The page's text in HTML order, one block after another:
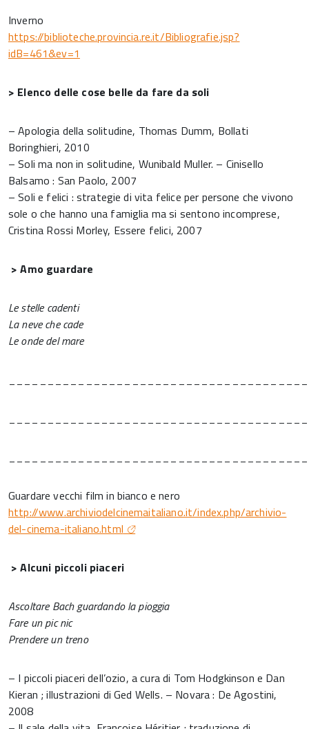
Inverno
https://biblioteche.provincia.re.it/Bibliografie.jsp?
idB=461&ev=1
> Elenco delle cose belle da fare da soli
– Apologia della solitudine, Thomas Dumm, Bollati
Boringhieri, 2010
– Soli ma non in solitudine, Wunibald Muller. – Cinisello
Balsamo : San Paolo, 2007
– Soli e felici : strategie di vita felice per persone che vivono
sole o che hanno una famiglia ma si sentono incomprese,
Cristina Rossi Morley, Essere felici, 2007
> Amo guardare
Le stelle cadenti
La neve che cade
Le onde del mare
Guardare vecchi film in bianco e nero
http://www.archiviodelcinemaitaliano.it/index.php/archivio-
del-cinema-italiano.html
> Alcuni piccoli piaceri
Ascoltare Bach guardando la pioggia
Fare un pic nic
Prendere un treno
– I piccoli piaceri dell’ozio, a cura di Tom Hodgkinson e Dan
Kieran ; illustrazioni di Ged Wells. – Novara : De Agostini,
2008